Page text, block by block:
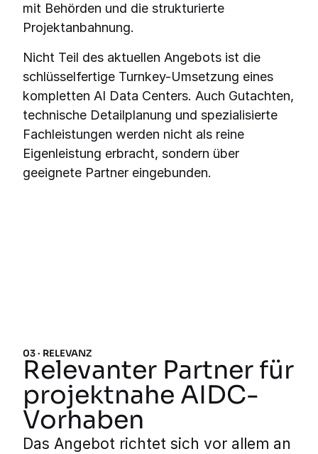
mit Behörden und die strukturierte
Projektanbahnung.
Nicht Teil des aktuellen Angebots ist die
schlüsselfertige Turnkey-Umsetzung eines
kompletten AI Data Centers. Auch Gutachten,
technische Detailplanung und spezialisierte
Fachleistungen werden nicht als reine
Eigenleistung erbracht, sondern über
geeignete Partner eingebunden.
03 · RELEVANZ
Relevanter Partner für
projektnahe AIDC-
Vorhaben
Das Angebot richtet sich vor allem an